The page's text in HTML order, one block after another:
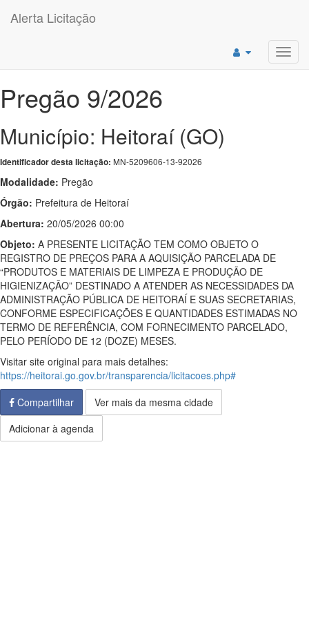
Alerta Licitação
Pregão 9/2026
Município: Heitoraí (GO)
Identificador desta licitação: MN-5209606-13-92026
Modalidade: Pregão
Órgão: Prefeitura de Heitoraí
Abertura: 20/05/2026 00:00
Objeto: A PRESENTE LICITAÇÃO TEM COMO OBJETO O
REGISTRO DE PREÇOS PARA A AQUISIÇÃO PARCELADA DE
“PRODUTOS E MATERIAIS DE LIMPEZA E PRODUÇÃO DE
HIGIENIZAÇÃO” DESTINADO A ATENDER AS NECESSIDADES DA
ADMINISTRAÇÃO PÚBLICA DE HEITORAÍ E SUAS SECRETARIAS,
CONFORME ESPECIFICAÇÕES E QUANTIDADES ESTIMADAS NO
TERMO DE REFERÊNCIA, COM FORNECIMENTO PARCELADO,
PELO PERÍODO DE 12 (DOZE) MESES.
Visitar site original para mais detalhes:
https://heitorai.go.gov.br/transparencia/licitacoes.php#
Compartilhar
Ver mais da mesma cidade
Adicionar à agenda